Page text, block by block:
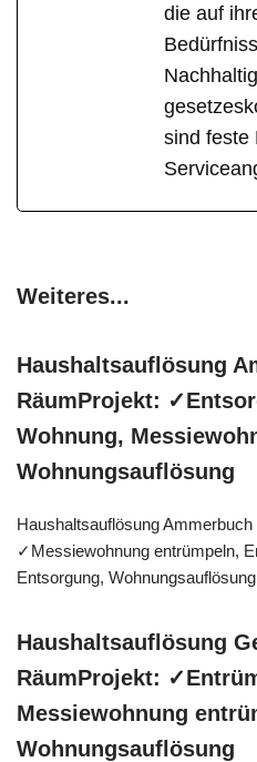
die auf
sind feste
Weiteres...
Haushaltsauflösung
RäumProjekt:
Wohnung,
Wohnungsauflösung
Haushaltsauflösung Ammerbuch
✓Messiewohnung entrümpeln,
Entsorgung,
Haushaltsauflösung
RäumProjekt:
Messiewohnung
Wohnungsauflösung